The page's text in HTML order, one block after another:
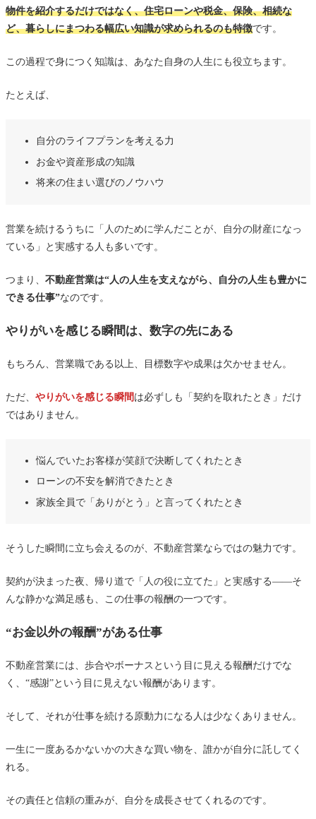
物件を紹介するだけではなく、住宅ローンや税金、保険、相続な
ど、暮らしにまつわる幅広い知識が求められるのも特徴です。
この過程で身につく知識は、あなた自身の人生にも役立ちます。
たとえば、
自分のライフプランを考える力
お金や資産形成の知識
将来の住まい選びのノウハウ
営業を続けるうちに「人のために学んだことが、自分の財産になっ
ている」と実感する人も多いです。
つまり、 不動産営業は“人の人生を支えながら、自分の人生も豊かに
できる仕事”なのです。
やりがいを感じる瞬間は、数字の先にある
もちろん、営業職である以上、目標数字や成果は欠かせません。
ただ、 やりがいを感じる瞬間は必ずしも「契約を取れたとき」だけ
ではありません。
悩んでいたお客様が笑顔で決断してくれたとき
ローンの不安を解消できたとき
家族全員で「ありがとう」と言ってくれたとき
そうした瞬間に立ち会えるのが、不動産営業ならではの魅力です。
契約が決まった夜、帰り道で「人の役に立てた」と実感する――そ
んな静かな満足感も、この仕事の報酬の一つです。
“お金以外の報酬”がある仕事
不動産営業には、歩合やボーナスという目に見える報酬だけでな
く、“感謝”という目に見えない報酬があります。
そして、それが仕事を続ける原動力になる人は少なくありません。
一生に一度あるかないかの大きな買い物を、誰かが自分に託してく
れる。
その責任と信頼の重みが、自分を成長させてくれるのです。